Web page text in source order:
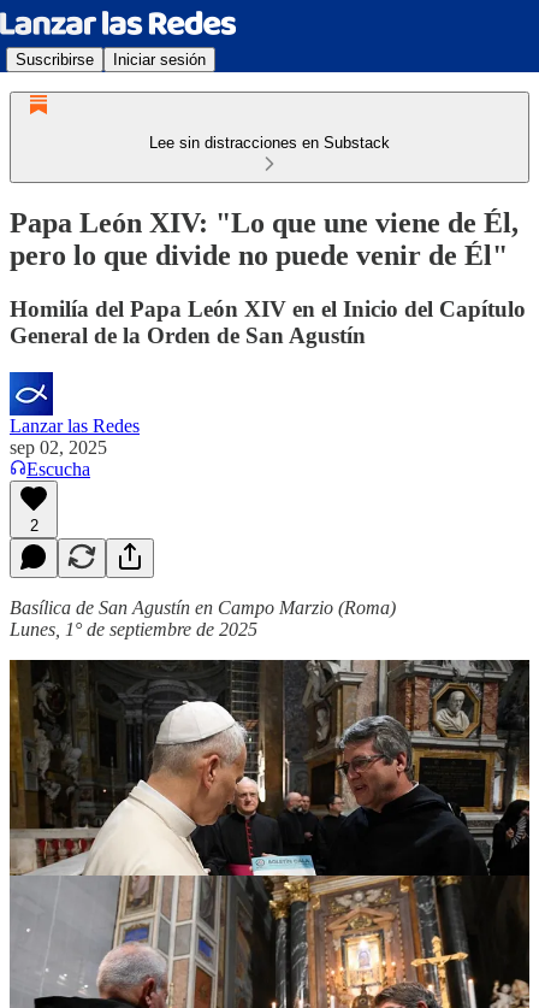
Suscribirse Iniciar sesión
Lee sin distracciones en Substack
Papa León XIV: "Lo que une viene de Él,
pero lo que divide no puede venir de Él"
Homilía del Papa León XIV en el Inicio del Capítulo
General de la Orden de San Agustín
Lanzar las Redes
sep 02, 2025
Escucha
2
Basílica de San Agustín en Campo Marzio (Roma)
Lunes, 1° de septiembre de 2025